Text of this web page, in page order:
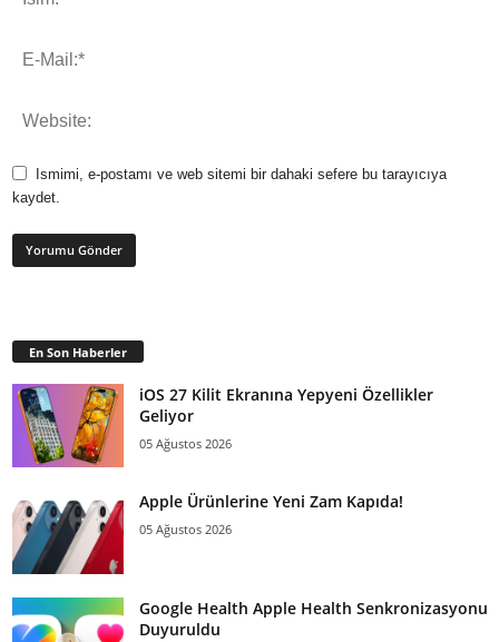
Ismimi, e-postamı ve web sitemi bir dahaki sefere bu tarayıcıya
kaydet.
En Son Haberler
iOS 27 Kilit Ekranına Yepyeni Özellikler
Geliyor
05 Ağustos 2026
Apple Ürünlerine Yeni Zam Kapıda!
05 Ağustos 2026
Google Health Apple Health Senkronizasyonu
Duyuruldu